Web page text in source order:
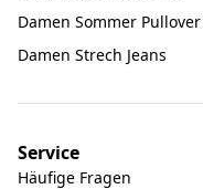
Damen Sommer Pullover
Damen Strech Jeans
Service
Häufige Fragen